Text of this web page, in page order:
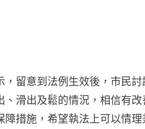
留意到法例生效後，市民討
滑出及鬆的情況，相信有改
措施，希望執法上可以情理